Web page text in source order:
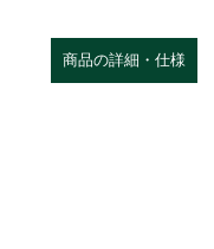
商品の詳細・仕様